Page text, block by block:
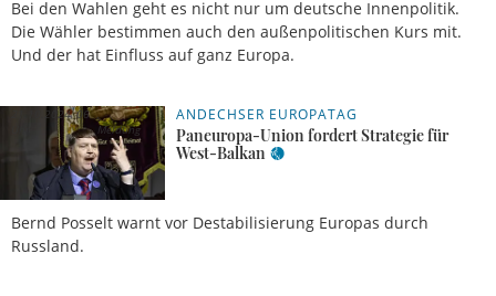
Bei den Wahlen geht es nicht nur um deutsche Innenpolitik.
Die Wähler bestimmen auch den außenpolitischen Kurs mit.
Und der hat Einfluss auf ganz Europa.
ANDECHSER EUROPATAG
Paneuropa-Union fordert Strategie für
West-Balkan
Bernd Posselt warnt vor Destabilisierung Europas durch
Russland.
21.10.2024, 06
Meldung